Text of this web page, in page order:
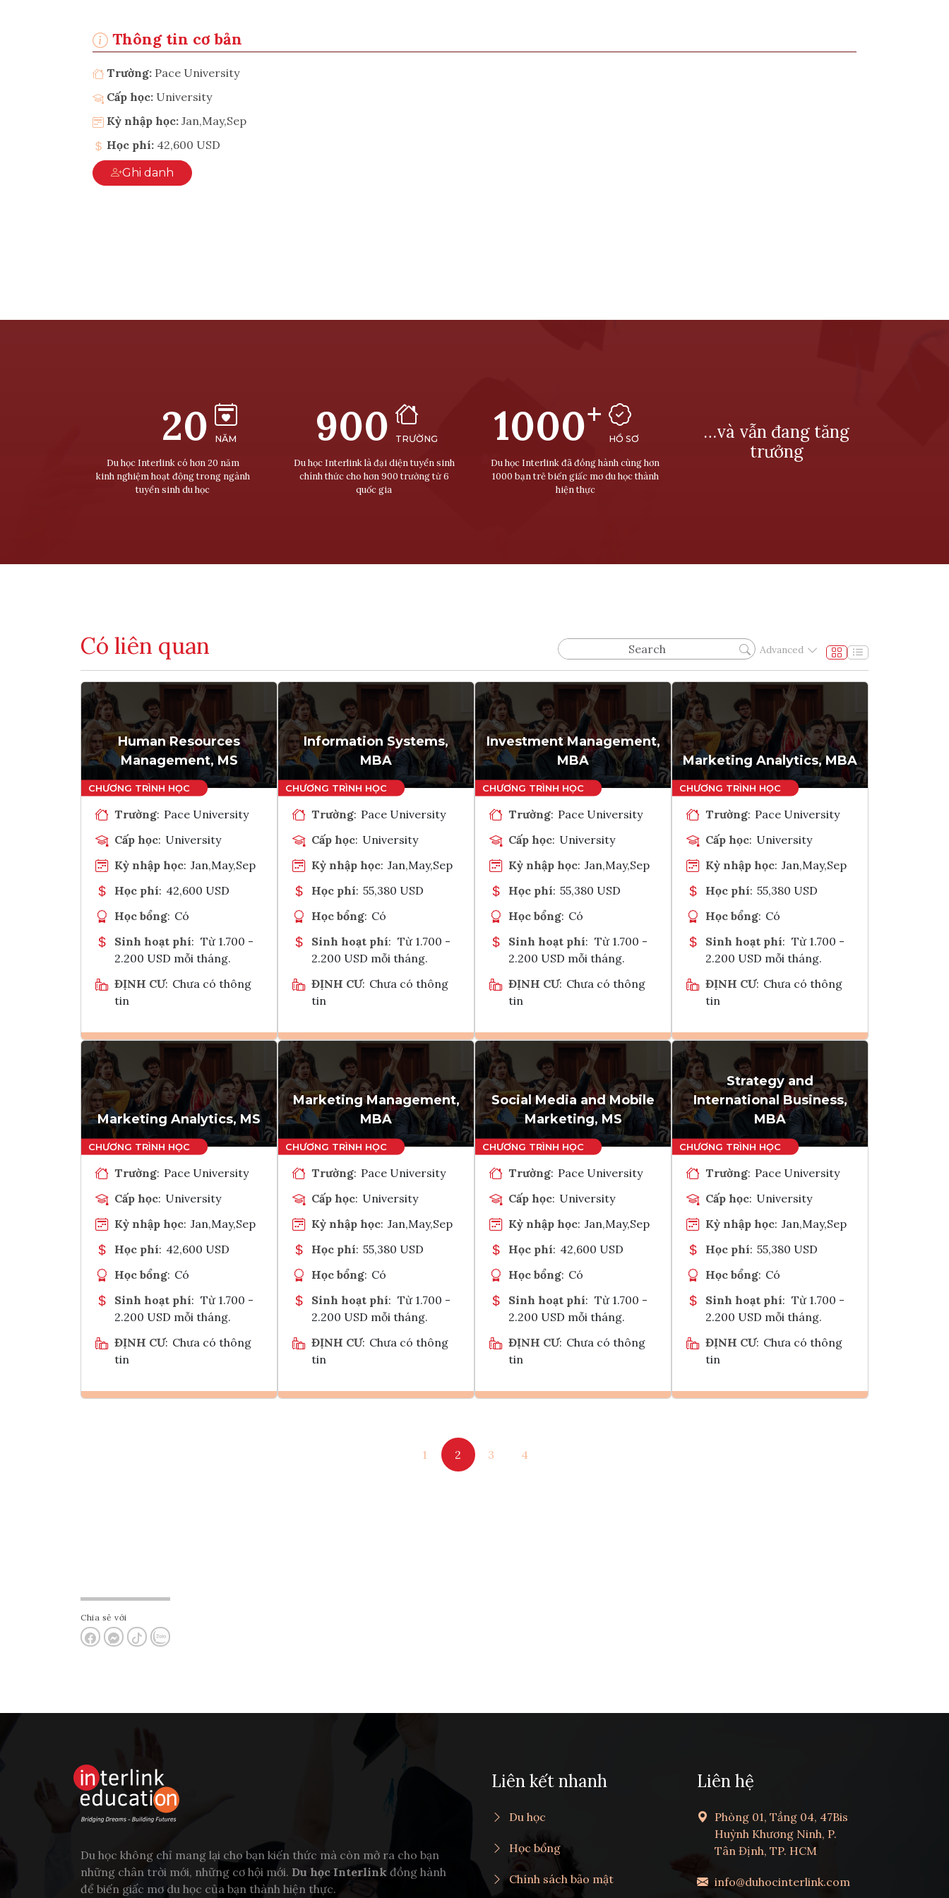
Thông tin cơ bản
Trường: Pace University
Cấp học: University
Kỳ nhập học: Jan,May,Sep
Học phí: 42,600 USD
Ghi danh
20 NĂM
Du học Interlink có hơn 20 năm
kinh nghiệm hoạt động trong ngành
tuyển sinh du học
900 TRƯỜNG
Du học Interlink là đại diện tuyển sinh
chính thức cho hơn 900 trường từ 6
quốc gia
1000+
HỒ SƠ
Du học Interlink đã đồng hành cùng hơn
1000 bạn trẻ biến giấc mơ du học thành
hiện thực
…và vẫn đang tăng
trưởng
Có liên quan Advanced
Human Resources
Management, MS
Trường: Pace University
Cấp học: University
Kỳ nhập học: Jan,May,Sep
Học phí: 42,600 USD
Học bổng: Có
Sinh hoạt phí: Từ 1.700 -
2.200 USD mỗi tháng.
ĐỊNH CƯ: Chưa có thông
tin
Ghi danh
Tham vấn Interlink
Information Systems,
MBA
Trường: Pace University
Cấp học: University
Kỳ nhập học: Jan,May,Sep
Học phí: 55,380 USD
Học bổng: Có
Sinh hoạt phí: Từ 1.700 -
2.200 USD mỗi tháng.
ĐỊNH CƯ: Chưa có thông
tin
Ghi danh
Tham vấn Interlink
Investment Management,
MBA
Trường: Pace University
Cấp học: University
Kỳ nhập học: Jan,May,Sep
Học phí: 55,380 USD
Học bổng: Có
Sinh hoạt phí: Từ 1.700 -
2.200 USD mỗi tháng.
ĐỊNH CƯ: Chưa có thông
tin
Ghi danh
Tham vấn Interlink
Marketing Analytics, MBA
Trường: Pace University
Cấp học: University
Kỳ nhập học: Jan,May,Sep
Học phí: 55,380 USD
Học bổng: Có
Sinh hoạt phí: Từ 1.700 -
2.200 USD mỗi tháng.
ĐỊNH CƯ: Chưa có thông
tin
Ghi danh
Tham vấn Interlink
Marketing Analytics, MS
Trường: Pace University
Cấp học: University
Kỳ nhập học: Jan,May,Sep
Học phí: 42,600 USD
Học bổng: Có
Sinh hoạt phí: Từ 1.700 -
2.200 USD mỗi tháng.
ĐỊNH CƯ: Chưa có thông
tin
Marketing Management,
MBA
Trường: Pace University
Cấp học: University
Kỳ nhập học: Jan,May,Sep
Học phí: 55,380 USD
Học bổng: Có
Sinh hoạt phí: Từ 1.700 -
2.200 USD mỗi tháng.
ĐỊNH CƯ: Chưa có thông
tin
Tham vấn Interlink
Social Media and Mobile
Marketing, MS
Trường: Pace University
Cấp học: University
Kỳ nhập học: Jan,May,Sep
Học phí: 42,600 USD
Học bổng: Có
Sinh hoạt phí: Từ 1.700 -
2.200 USD mỗi tháng.
ĐỊNH CƯ: Chưa có thông
tin
Strategy and
International Business,
MBA
Trường: Pace University
Cấp học: University
Kỳ nhập học: Jan,May,Sep
Học phí: 55,380 USD
Học bổng: Có
Sinh hoạt phí: Từ 1.700 -
2.200 USD mỗi tháng.
ĐỊNH CƯ: Chưa có thông
tin
1 2 3 4
Chia sẻ với
Du học không chỉ mang lại cho bạn kiến thức mà còn mở ra cho bạn
những chân trời mới, những cơ hội mới. Du học Interlink đồng hành
để biến giấc mơ du học của bạn thành hiện thực.
Liên kết nhanh
Du học
Học bổng
Chính sách bảo mật
Liên hệ
Phòng 01, Tầng 04, 47Bis
Huỳnh Khương Ninh, P.
Tân Định, TP. HCM
info@duhocinterlink.com